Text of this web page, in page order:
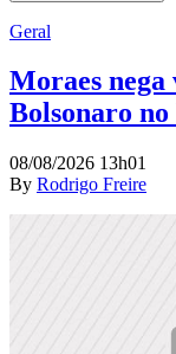
Geral
Moraes
Bolsonaro no
08/08/2026 13h01
By Rodrigo Freire